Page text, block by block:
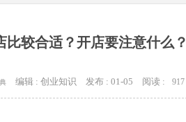
比较合适？开店要注意什么？
编辑 : 创业知识 发布 : 01-05 阅读 : 917